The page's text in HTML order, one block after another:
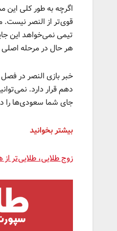
اگرچه به طور کلی
قوی‌تر از النصر
تیمی نمی‌خواهد این
هر حال در مرحله اصلی
دهم قرار دارد.
جای شما سعودی‌ها را
بیشتر بخوانید
زوج طلایی، طلایی‌تر